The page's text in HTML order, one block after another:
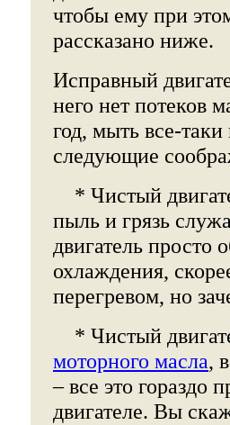
чтобы ему при
рассказано ниже.
Исправный
него нет потеков
год, мыть все-
следующие
* Чистый
пыль и грязь
двигатель просто
охлаждения,
перегревом, но
* Чистый
моторного масла,
– все это гораздо
двигателе. Вы